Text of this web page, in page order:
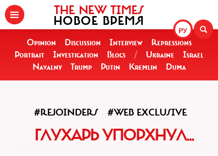
РУ
THE NEW TIMES
НОВОЕ ВРЕМЯ
Opinion Discussion Interview
Repressions
Portrait
Investigation Blogs / Ukraine
Israel
Navalny
Trump Putin Kremlin Duma
#REJOINDERS #WEB EXCLUSIVE
ГЛУХАРЬ УПОРХНУЛ...